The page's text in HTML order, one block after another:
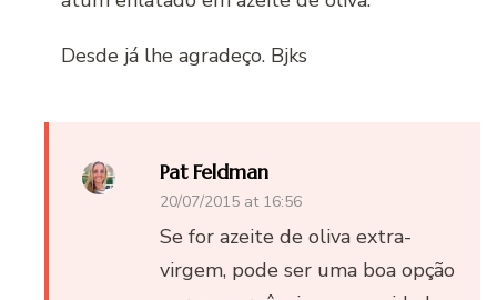
Desde já lhe agradeço. Bjks
Pat Feldman
20/07/2015 at 16:56
Se for azeite de oliva extra-
virgem, pode ser uma boa opção